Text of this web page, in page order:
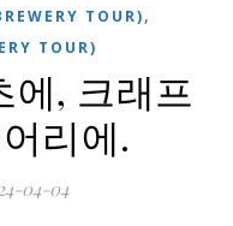
TOUR),
TOUR)
에, 크래프
리에.
04-04